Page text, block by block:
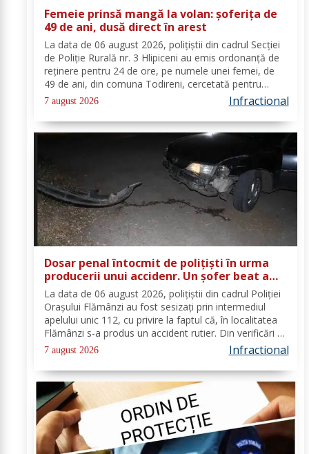
Femeie prinsă mangă la volan: șoferița de
49 de ani, dusă direct în arest
La data de 06 august 2026, polițiștii din cadrul Secției
de Poliție Rurală nr. 3 Hlipiceni au emis ordonanță de
reținere pentru 24 de ore, pe numele unei femei, de
49 de ani, din comuna Todireni, cercetată pentru
comiterea infracțiunii de conducerea unui vehicul sub
influența alcoolului. În urma...
7 august 2026 Infractional
Dosar penal întocmit de polițiști în urma
producerii unui accidenr. Un șofer beat a
lovit un cap de pod
La data de 06 august 2026, polițiștii din cadrul Poliției
Orașului Flămânzi au fost sesizați prin intermediul
apelului unic 112, cu privire la faptul că, în localitatea
Flămânzi s-a produs un accident rutier. Din verificări a
reieșit faptul că, în timp ce se deplasa pe strada
Tulburea din orașul...
7 august 2026 Infractional